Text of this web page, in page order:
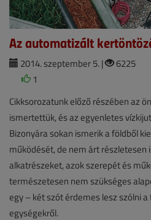
Az automatizált
2014. szeptember 5. |
6225
1
Cikksorozatunk előző részében az
ismertettük, és az egyenletes
Bizonyára sokan ismerik a földből
működését, de nem árt részletesen
alkatrészeket, azok szerepét és
természetesen nem szükséges
egy – két szót érdemes lesz szólni
egységekről.